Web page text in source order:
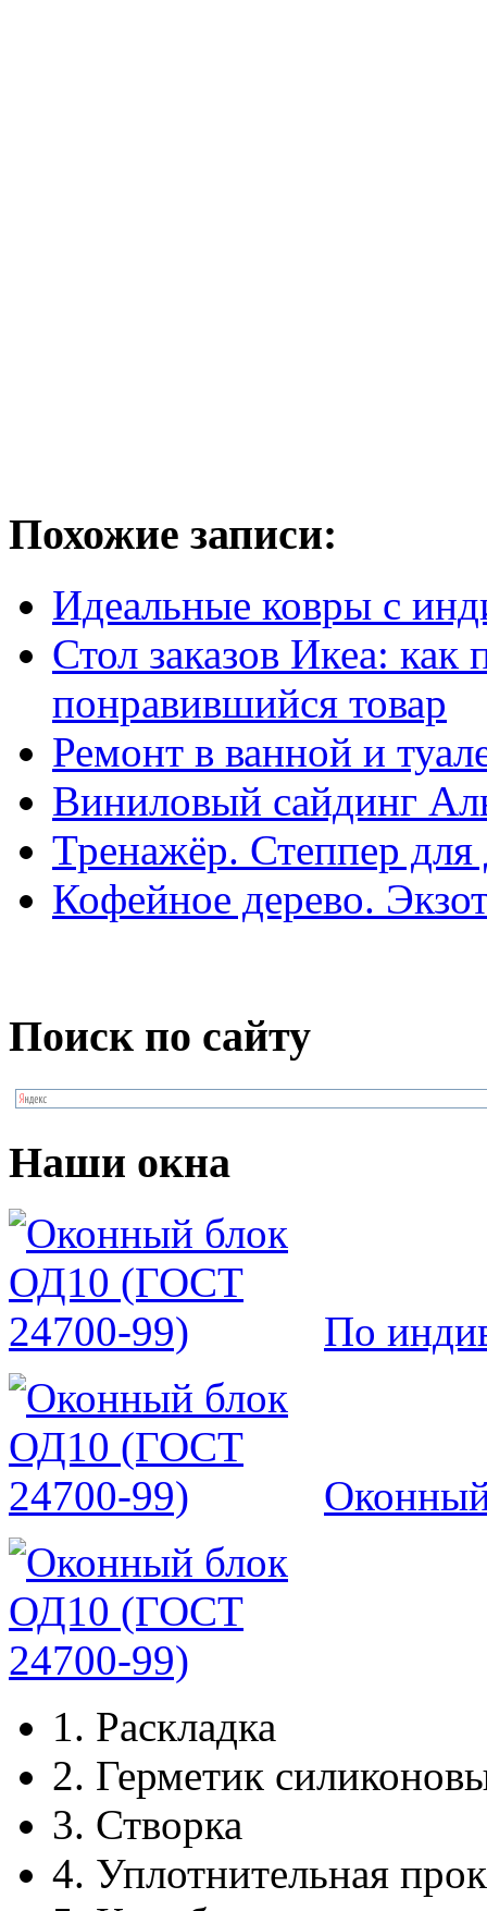
Похожие записи:
Идеальные ковры с
Стол заказов Икеа:
понравившийся товар
Ремонт в ванной и
Виниловый сайдинг
Тренажёр. Степпер для
Кофейное дерево.
Поиск по сайту
Наши окна
По
1. Раскладка
2. Герметик
3. Створка
4. Уплотнительная